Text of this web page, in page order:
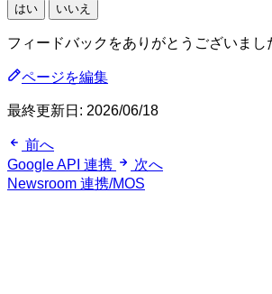
はい いいえ
フィードバックをありがとうございまし
ページを編集
最終更新日: 2026/06/18
前へ
Google API 連携
次へ
Newsroom 連携/MOS